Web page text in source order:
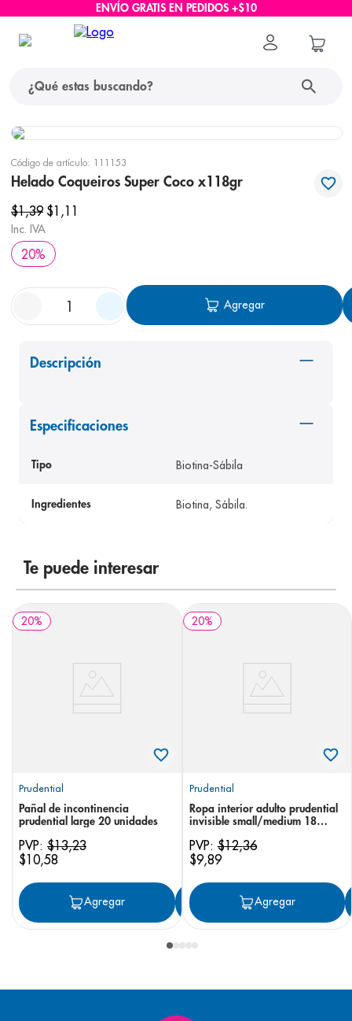
ENVÍO GRATIS EN PEDIDOS +$10
Código de artículo: 111153
Helado Coqueiros Super Coco x118gr
$1,39 $1 ,11
Inc. IVA
20%
Agregar
Descripción
Especificaciones
Tipo Biotina-Sábila
Ingredientes Biotina, Sábila.
Te puede interesar
20%
Prudential
Pañal de incontinencia
prudential large 20 unidades
PVP: $13,23
$10,58
Agregar Agregar
20%
Prudential
Ropa interior adulto prudential
invisible small/medium 18
PVP:$12,36
$9,89
Agregar
términos más buscados
1. protector solar
2. pañales
3.
4. cerave
5. nivea
shampoo
8. panolini
10.prueba embarazo